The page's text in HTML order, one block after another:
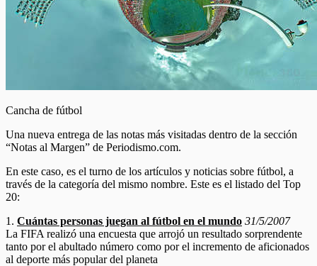
Cancha de fútbol
Una nueva entrega de las notas más visitadas dentro de la sección
“Notas al Margen” de Periodismo.com.
En este caso, es el turno de los artículos y noticias sobre fútbol, a
través de la categoría del mismo nombre. Este es el listado del Top
20:
1. Cuántas personas juegan al fútbol en el mundo 31/5/2007
La FIFA realizó una encuesta que arrojó un resultado sorprendente
tanto por el abultado número como por el incremento de aficionados
al deporte más popular del planeta